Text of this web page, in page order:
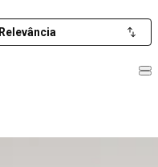
Relevância